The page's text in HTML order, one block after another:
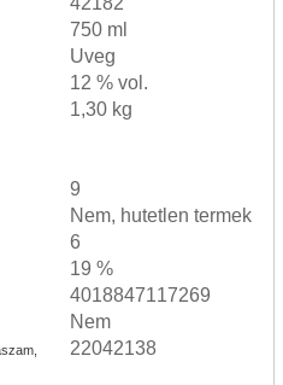
750 ml
Uveg
12 % vol.
1,30 kg
9
Nem, hutetlen termek
6
19 %
4018847117269
Nem
22042138